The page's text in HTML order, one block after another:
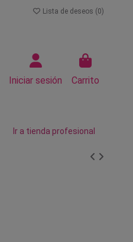
Lista de deseos (0)
Iniciar sesión Carrito
Ir a tienda profesional